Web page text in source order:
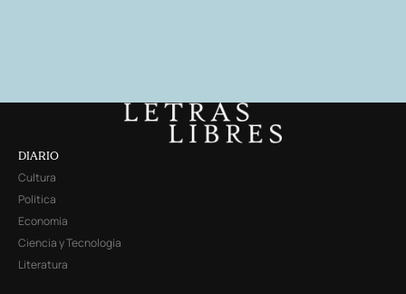
DIARIO
Cultura
Política
Economía
Ciencia y Tecnología
Literatura